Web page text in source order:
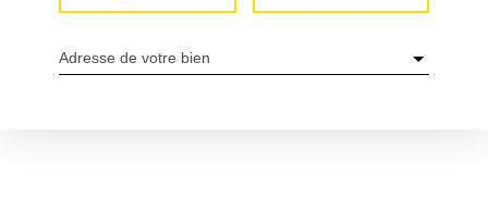
Adresse de votre bien